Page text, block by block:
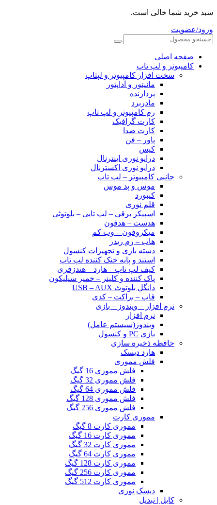
سبد خرید شما خالی است.
ورود/عضویت
صفحه اصلی
کامپیوتر و‌‌‌‌‌ لپ تاپ
سخت افزار کامپیوتر و لپتاپ
مانیتور و آداپتور
پردازنده
مادربرد
رم کامپیوتر و لپ تاپ
کارت گرافیک
کارت صدا
پاور – فن
کیس
درایو نوری اینترنال
درایو نوری اکسترنال
جانبی کامپیوتر – لپ تاپ
موس و پد موس
کیبورد
قلم نوری
اسپیکر برقی – لپ تاپی – بلوتوثی
هدست – هدفون
میکروفون – وب کم
هاب – رم ریدر
دسته بازی و تجهیزات کنسول
استند و پایه خنک کننده لپ تاپ
کیف لپ تاپ – هارد – هندزفری
پاک کننده و کلینر – خمیر سیلیکون
دانگل بلوتوث USB – AUX
قاب – براکت – کدی
نرم افزار – ویندوز – بازی
نرم افزار
ویندوز(سیستم عامل)
بازی PC و کنسول
حافظه ذخیره سازی
هارد دیسک
فلش مموری
فلش مموری 16 گیگ
فلش مموری 32 گیگ
فلش مموری 64 گیگ
فلش مموری 128 گیگ
فلش مموری 256 گیگ
مموری کارت
مموری کارت 8 گیگ
مموری کارت 16 گیگ
مموری کارت 32 گیگ
مموری کارت 64 گیگ
مموری کارت 128 گیگ
مموری کارت 256 گیگ
مموری کارت 512 گیگ
دیسک نوری
کابل | تبدیل